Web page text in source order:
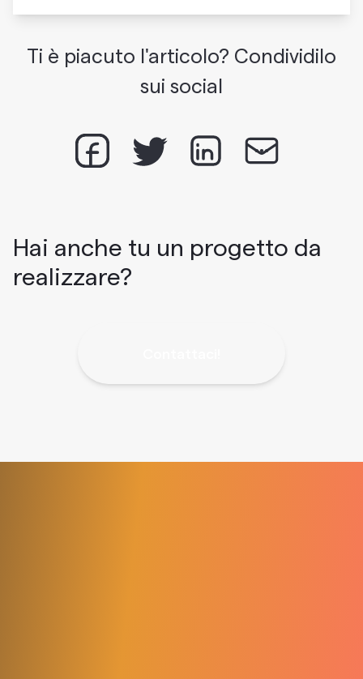
Ti è piacuto l'articolo? Condividilo
sui social
Hai anche tu un progetto da
realizzare?